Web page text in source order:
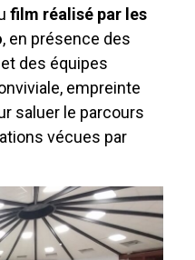
film réalisé par les
, en présence des
des équipes
empreinte
saluer le parcours
vécues par